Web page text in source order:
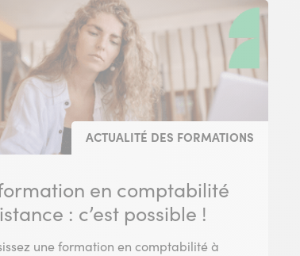
vos Options
ACTUALITÉ DES FORMATIONS
en comptabilité
: c’est possible !
une formation en comptabilité à